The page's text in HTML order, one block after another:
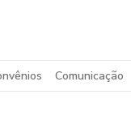
Comunicação